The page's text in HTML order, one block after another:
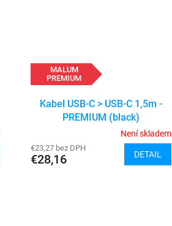
MALUM
PREMIUM
Kabel USB-C > USB-C 1,5m -
PREMIUM (black)
Není skladem
€23,27 bez DPH
€28,16 DETAIL